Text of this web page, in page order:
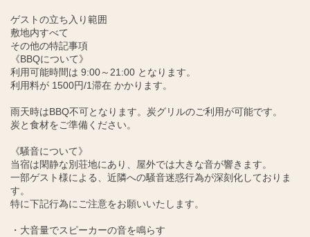
ゲストの立ち入り範囲
敷地内すべて
その他の特記事項
《BBQについて》
利用可能時間は 9:00～21:00 となります。
利用料が 1500円/1滞在 かかります。
雨天時はBBQ不可となります。炭グリルのご利用が可能です。
炭と食材をご準備ください。
《騒音について》
当宿は閑静な別荘地にあり、屋外では大きな音が響きます。
一部ゲスト様による、近隣への騒音迷惑行為が深刻化しておりま
す。
特に下記行為にご注意をお願いいたします。
・大音量でスピーカーの音を鳴らす